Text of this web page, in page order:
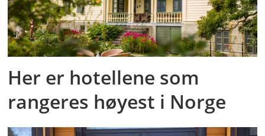
Her er hotellene som
rangeres høyest i Norge